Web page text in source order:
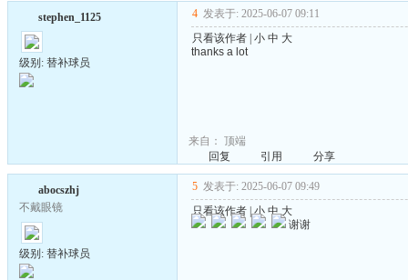
stephen_1125
级别: 替补球员
4 发表于: 2025-06-07 09:11
只看该作者 小 中 大
thanks a lot
来自： 顶端
回复
引用 分享
abocszhj
不戴眼镜
级别: 替补球员
5 发表于: 2025-06-07 09:49
只看该作者 |小 中 大
谢谢